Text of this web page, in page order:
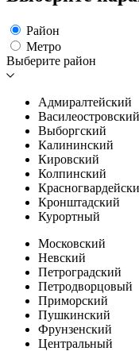
Район
Метро
Выберите район
Адмиралтейский
Василеостровский
Выборгский
Калининский
Кировский
Колпинский
Кронштадский
Курортный
Московский
Невский
Петроградский
Петродворцовый
Приморский
Пушкинский
Фрунзенский
Центральный